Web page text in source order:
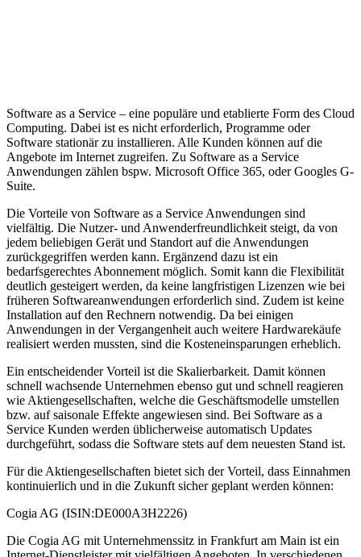
Software as a Service – eine populäre und etablierte Form des Cloud
Computing. Dabei ist es nicht erforderlich, Programme oder
Software stationär zu installieren. Alle Kunden können auf die
Angebote im Internet zugreifen. Zu Software as a Service
Anwendungen zählen bspw. Microsoft Office 365, oder Googles G-
Suite.
Die Vorteile von Software as a Service Anwendungen sind
vielfältig. Die Nutzer- und Anwenderfreundlichkeit steigt, da von
jedem beliebigen Gerät und Standort auf die Anwendungen
zurückgegriffen werden kann. Ergänzend dazu ist ein
bedarfsgerechtes Abonnement möglich. Somit kann die Flexibilität
deutlich gesteigert werden, da keine langfristigen Lizenzen wie bei
früheren Softwareanwendungen erforderlich sind. Zudem ist keine
Installation auf den Rechnern notwendig. Da bei einigen
Anwendungen in der Vergangenheit auch weitere Hardwarekäufe
realisiert werden mussten, sind die Kosteneinsparungen erheblich.
Ein entscheidender Vorteil ist die Skalierbarkeit. Damit können
schnell wachsende Unternehmen ebenso gut und schnell reagieren
wie Aktiengesellschaften, welche die Geschäftsmodelle umstellen
bzw. auf saisonale Effekte angewiesen sind. Bei Software as a
Service Kunden werden üblicherweise automatisch Updates
durchgeführt, sodass die Software stets auf dem neuesten Stand ist.
Für die Aktiengesellschaften bietet sich der Vorteil, dass Einnahmen
kontinuierlich und in die Zukunft sicher geplant werden können:
Cogia AG (ISIN:DE000A3H2226)
Die Cogia AG mit Unternehmenssitz in Frankfurt am Main ist ein